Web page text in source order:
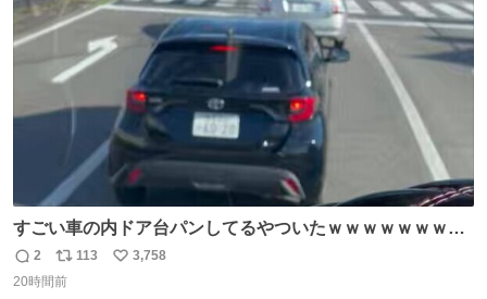
汗臭不安を解消。
数
すごい車の内ドア台パンしてるやついたｗｗｗｗｗｗｗｗ
ｗｗｗｗｗｗ
返
信
2
リ
ポ
113
い
3,758
20時間前